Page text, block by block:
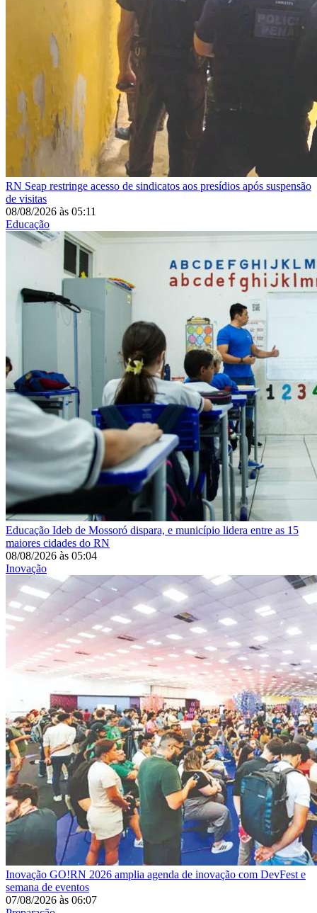
RN Seap restringe acesso de sindicatos aos presídios após suspensão
de visitas
08/08/2026 às 05:11
Educação
Educação Ideb de Mossoró dispara, e município lidera entre as 15
maiores cidades do RN
08/08/2026 às 05:04
Inovação
Inovação GO!RN 2026 amplia agenda de inovação com DevFest e
semana de eventos
07/08/2026 às 06:07